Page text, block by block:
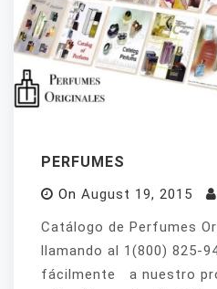
PERFUMES
On August 19, 2015
Catálogo de Perfumes
llamando al 1(800) 825-
fácilmente a nuestro